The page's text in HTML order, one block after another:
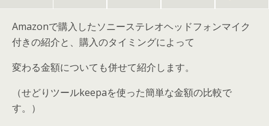
Amazonで購入したソニーステレオヘッドフォンマイク
付きの紹介と、購入のタイミングによって
変わる金額についても併せて紹介します。
（せどりツールkeepaを使った簡単な金額の比較で
す。 ）